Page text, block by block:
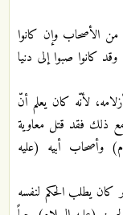
من الأصحاب وإن كانوا
كانوا صبوا إلى دنيا
لأنّه كان يعلم أنّ
ذلك فقد قتل معاوية
وأصحاب أبيه (عليه
يطلب الحكم لنفسه